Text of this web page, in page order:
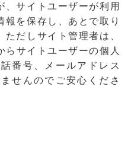
、サイトユーザーが利用
を保存し、あとで取り
だしサイト管理者は、
サイトユーザーの個人
番号、メールアドレス
せんのでご安心くださ